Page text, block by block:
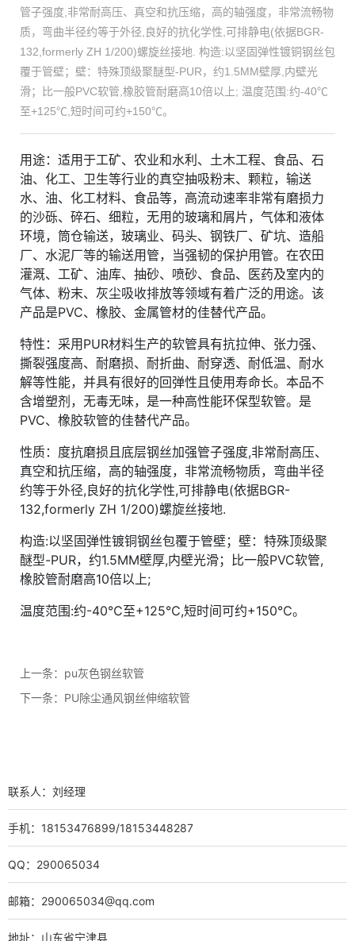
管子强度,非常耐高压、真空和抗压缩，高的轴强度，非常流畅物
质，弯曲半径约等于外径,良好的抗化学性,可排静电(依据BGR-
132,formerly ZH 1/200)螺旋丝接地. 构造:以坚固弹性镀铜钢丝包
覆于管壁；壁：特殊顶级聚醚型-PUR，约1.5MM壁厚,内壁光
滑；比一般PVC软管,橡胶管耐磨高10倍以上; 温度范围:约-40℃
至+125℃,短时间可约+150℃。
用途：适用于工矿、农业和水利、土木工程、食品、石
油、化工、卫生等行业的真空抽吸粉末、颗粒，输送
水、油、化工材料、食品等，高流动速率非常有磨损力
的沙砾、碎石、细粒，无用的玻璃和屑片，气体和液体
环境，筒仓输送，玻璃业、码头、钢铁厂、矿坑、造船
厂、水泥厂等的输送用管，当强韧的保护用管。在农田
灌溉、工矿、油库、抽砂、喷砂、食品、医药及室内的
气体、粉末、灰尘吸收排放等领域有着广泛的用途。该
产品是PVC、橡胶、金属管材的佳替代产品。
特性：采用PUR材料生产的软管具有抗拉伸、张力强、
撕裂强度高、耐磨损、耐折曲、耐穿透、耐低温、耐水
解等性能，并具有很好的回弹性且使用寿命长。本品不
含增塑剂，无毒无味，是一种高性能环保型软管。是
PVC、橡胶软管的佳替代产品。
性质：度抗磨损且底层钢丝加强管子强度,非常耐高压、
真空和抗压缩，高的轴强度，非常流畅物质，弯曲半径
约等于外径,良好的抗化学性,可排静电(依据BGR-
132,formerly ZH 1/200)螺旋丝接地.
构造:以坚固弹性镀铜钢丝包覆于管壁；壁：特殊顶级聚
醚型-PUR，约1.5MM壁厚,内壁光滑；比一般PVC软管,
橡胶管耐磨高10倍以上;
温度范围:约-40℃至+125℃,短时间可约+150℃。
上一条： pu灰色钢丝软管
下一条： PU除尘通风钢丝伸缩软管
联系人：刘经理
手机：18153476899/18153448287
QQ：290065034
邮箱：290065034@qq.com
地址：山东省宁津县